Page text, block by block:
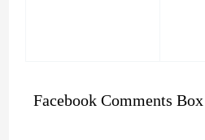
Facebook Comments Box